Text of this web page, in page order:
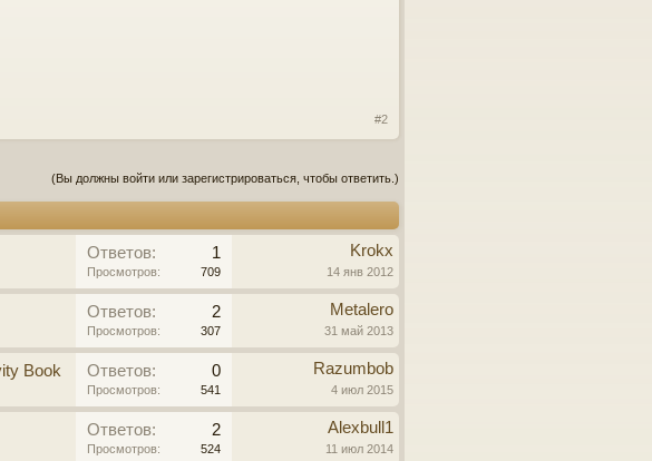
#2
(Вы должны войти или зарегистрироваться, чтобы ответить.)
Ответов: 1
Просмотров: 709
Krokx
14 янв 2012
Ответов: 2
Просмотров: 307
Metalero
31 май 2013
Book Ответов: 0
Просмотров: 541
Razumbob
4 июл 2015
Ответов: 2
Просмотров: 524
Alexbull1
11 июл 2014